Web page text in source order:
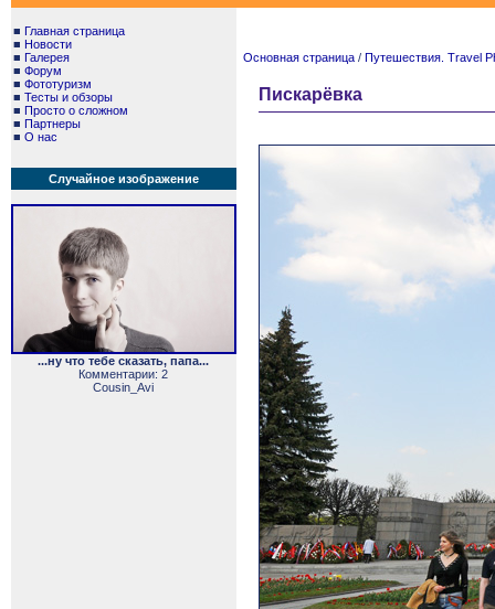
■ Главная страница
■ Новости
■ Галерея
■ Форум
■ Фототуризм
■ Тесты и обзоры
■ Просто о сложном
■ Партнеры
■ О нас
Случайное изображение
...ну что тебе сказать, папа...
Комментарии: 2
Cousin_Avi
Основная страница / Путешествия. Travel
Пискарёвка